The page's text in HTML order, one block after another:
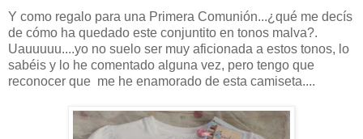
Y como regalo para una Primera Comunión...¿qué me decís
de cómo ha quedado este conjuntito en tonos malva?.
Uauuuuu....yo no suelo ser muy aficionada a estos tonos, lo
sabéis y lo he comentado alguna vez, pero tengo que
reconocer que me he enamorado de esta camiseta....